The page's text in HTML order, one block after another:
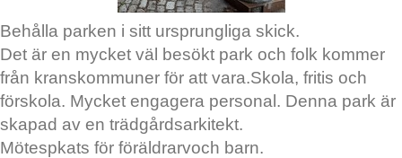
Behålla parken i sitt ursprungliga skick.
Det är en mycket väl besökt park och folk kommer
från kranskommuner för att vara.Skola, fritis och
förskola. Mycket engagera personal. Denna park är
skapad av en trädgårdsarkitekt.
Mötespkats för föräldrarvoch barn.